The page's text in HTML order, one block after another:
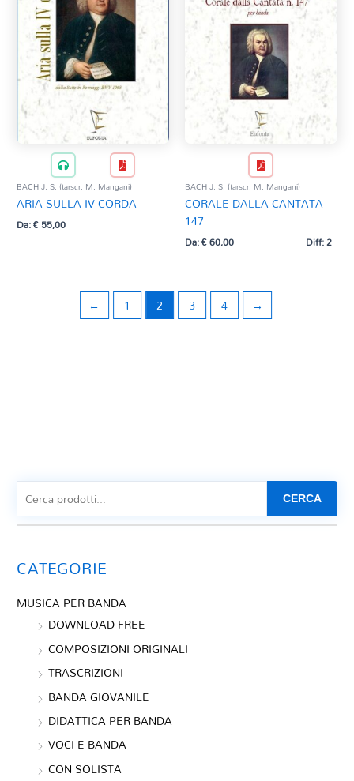
BACH J. S. (tarscr. M. Mangani)
ARIA SULLA IV CORDA
Da:€55,00
BACH J. S. (tarscr. M. Mangani)
CORALE DALLA CANTATA
147
Da:€60,00 Diff: 2
← 1 2 3 4 →
CERCA
CATEGORIE
MUSICA PER BANDA
DOWNLOAD FREE
COMPOSIZIONI ORIGINALI
TRASCRIZIONI
BANDA GIOVANILE
DIDATTICA PER BANDA
VOCI E BANDA
CON SOLISTA